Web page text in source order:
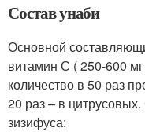
Состав унаби
Основной
витамин С ( 250-600
количество в 50 раз
20 раз – в
зизифуса: